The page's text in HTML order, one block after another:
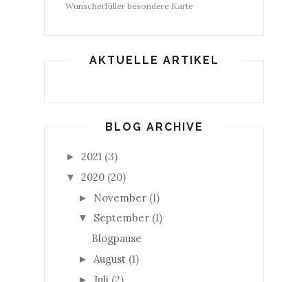
Wunscherfüller besondere Karte
AKTUELLE ARTIKEL
BLOG ARCHIVE
► 2021 (3)
▼ 2020 (20)
► November (1)
▼ September (1)
Blogpause
► August (1)
► Juli (2)